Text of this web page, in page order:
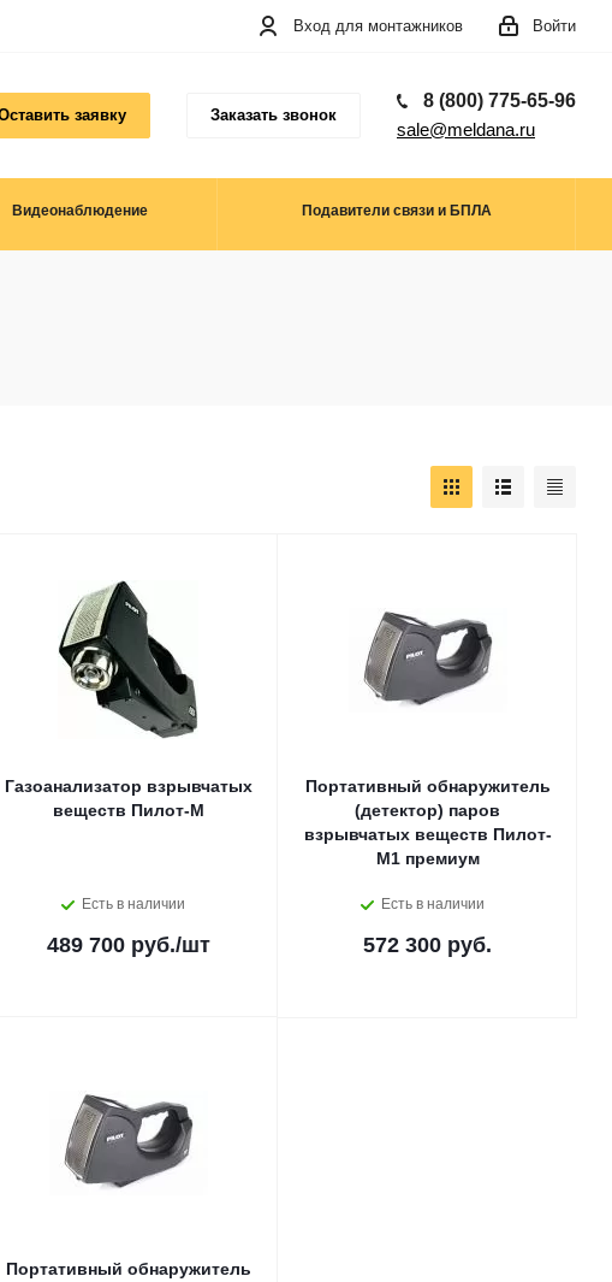
Войти
Вход для монтажников
заявку Заказать звонок
8 (800) 775-65-96
sale@meldana.ru
Видеонаблюдение Подавители связи и БПЛА
Газоанализатор взрывчатых
веществ Пилот-М
Есть в наличии
489 700 руб./шт
Портативный обнаружитель
(детектор) паров
взрывчатых веществ Пилот-
М1 премиум
Есть в наличии
572 300 руб.
Портативный обнаружитель